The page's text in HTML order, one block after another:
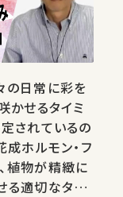
の日常に彩を
かせるタイミ
されているの
成ホルモン・フ
植物が精緻に
る適切なタイ